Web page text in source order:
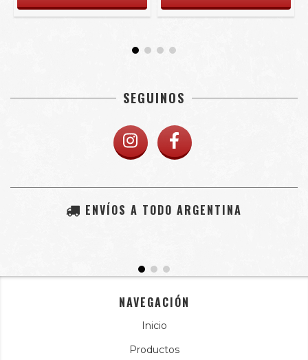
SEGUINOS
ENVÍOS A TODO ARGENTINA
NAVEGACIÓN
Inicio
Productos